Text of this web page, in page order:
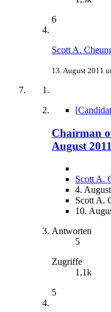
6
Scott A.
13. August 2011
Chairman
August 2011
Scott A.
4.
Scott A.
10.
Antworten
5
Zugriffe
1,1k
5